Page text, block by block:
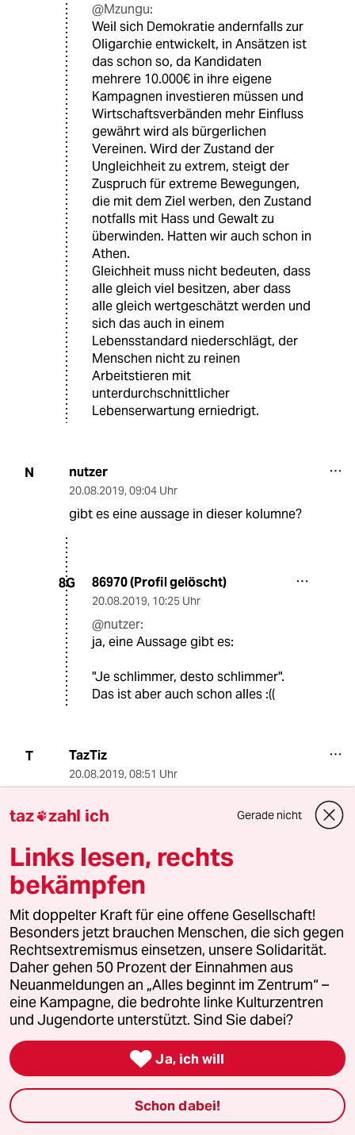
@Mzungu:
Weil sich Demokratie andernfalls zur
Oligarchie entwickelt, in Ansätzen ist
das schon so, da Kandidaten
mehrere 10.000€ in ihre eigene
Kampagnen investieren müssen und
Wirtschaftsverbänden mehr Einfluss
gewährt wird als bürgerlichen
Vereinen. Wird der Zustand der
Ungleichheit zu extrem, steigt der
Zuspruch für extreme Bewegungen,
die mit dem Ziel werben, den Zustand
notfalls mit Hass und Gewalt zu
überwinden. Hatten wir auch schon in
Athen.
Gleichheit muss nicht bedeuten, dass
alle gleich viel besitzen, aber dass
alle gleich wertgeschätzt werden und
sich das auch in einem
Lebensstandard niederschlägt, der
Menschen nicht zu reinen
Arbeitstieren mit
unterdurchschnittlicher
Lebenserwartung erniedrigt.
N nutzer
20.08.2019, 09:04 Uhr
gibt es eine aussage in dieser kolumne?
8G 86970 (Profil gelöscht)
20.08.2019, 10:25 Uhr
@nutzer:
ja, eine Aussage gibt es:
"Je schlimmer, desto schlimmer".
Das ist aber auch schon alles :((
T TazTiz
20.08.2019, 08:51 Uhr
Rücken der gesellschaftliche Reichtum
gewachsen ..." - Genau diese Haltung ist ein
Problem. Der Reichtum entsteht im
Kapitalismus eben nicht nur durch
Knechtschaft und (!) es beteiligen sich alle
Schichten daran (oder auch nicht). Die
Verteilung muss gerecht bleiben, das Ergebnis
der Verteilung wird aber nie gleich sein. Aber
das ist eben keine Ungerechtigkeit.
Ergebnisgleichheit wäre ungerecht.
meistkommentiert
1 Krise der Demokratie
AfD-Wählen als Triebabfuhr
taz zahl ich Gerade nicht
Links lesen, rechts
bekämpfen
Mit doppelter Kraft für eine offene Gesellschaft!
Besonders jetzt brauchen Menschen, die sich gegen
Rechtsextremismus einsetzen, unsere Solidarität.
Daher gehen 50 Prozent der Einnahmen aus
Neuanmeldungen an „Alles beginnt im Zentrum“ –
eine Kampagne, die bedrohte linke Kulturzentren
und Jugendorte unterstützt. Sind Sie dabei?
 Ja, ich will
Schon dabei!